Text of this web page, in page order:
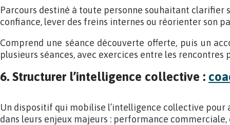
Parcours destiné à toute personne souhaitant clarifier
confiance, lever des freins internes ou réorienter son
Comprend une séance découverte offerte, puis un
plusieurs séances, avec exercices entre les rencontres
6. Structurer l’intelligence collective :
Un dispositif qui mobilise l’intelligence collective pour
dans leurs enjeux majeurs : performance